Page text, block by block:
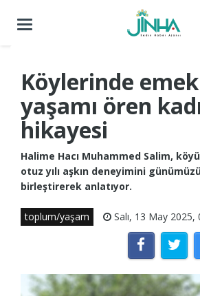
Menüyü
Köylerinde
yaşamı ören
hikayesi
Halime Hacı Muhammed Salim,
otuz yılı aşkın deneyimini
birleştirerek anlatıyor.
toplum/yaşam Salı, 13 May 2025,